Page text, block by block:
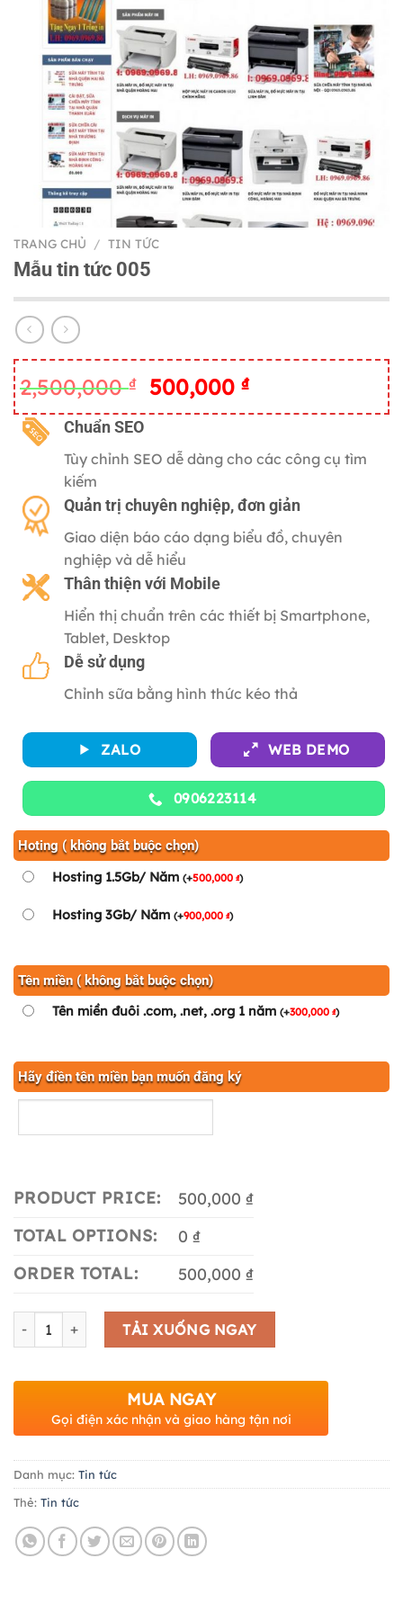
TRANG CHỦ / TIN TỨC
Mẫu tin tức 005
2,500,000₫
Giá
gốc
2,500,000 ₫.
500,000₫Giá
hiện
là:
500,000 ₫.
Chuẩn SEO
Tùy chỉnh SEO dễ dàng cho các công cụ tìm
kiếm
Quản trị chuyên nghiệp, đơn giản
Giao diện báo cáo dạng biểu đồ, chuyên
nghiệp và dễ hiểu
Thân thiện với Mobile
Hiển thị chuẩn trên các thiết bị Smartphone,
Tablet, Desktop
Dễ sử dụng
Chỉnh sữa bằng hình thức kéo thả
ZALO WEB DEMO
0906223114
Hoting ( không bắt buộc chọn)
Hosting 1.5Gb/ Năm (+500,000 ₫)
Hosting 3Gb/ Năm (+900,000 ₫)
Tên miền ( không bắt buộc chọn)
Tên miền đuôi .com, .net, .org 1 năm (+300,000 ₫)
Hãy điền tên miền bạn muốn đăng ký
PRODUCT PRICE:
500,000 ₫
TOTAL OPTIONS:
0 ₫
ORDER TOTAL:
500,000 ₫
Số lượng TẢI XUỐNG NGAY
MUA NGAY
Gọi điện xác nhận và giao hàng tận nơi
Danh mục: Tin tức
Thẻ: Tin tức